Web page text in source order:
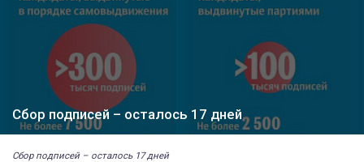
Сбор подписей – осталось 17 дней
Сбор подписей – осталось 17 дней